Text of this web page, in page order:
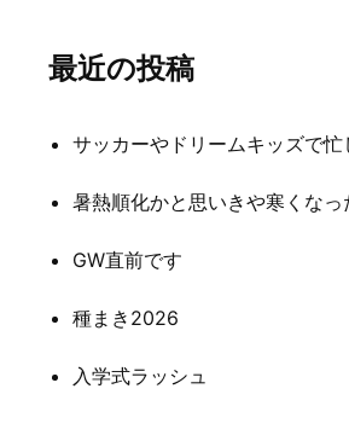
ゲ
ョ
ン
最近の投稿
サッカーやドリームキッズで忙
暑熱順化かと思いきや寒くなっ
GW直前です
種まき2026
入学式ラッシュ